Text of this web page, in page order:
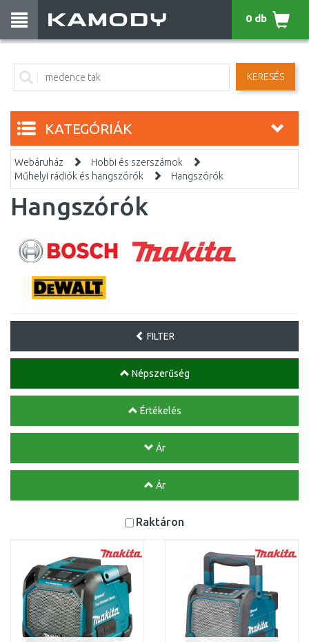
KERESÉS
0 db
KATEGÓRIÁK
Webáruház
Hobbi és szerszámok
Műhelyi rádiók és hangszórók
Hangszórók
Hangszórók
FILTER
Népszerűség
Értékelés
Ár
Ár
Raktáron